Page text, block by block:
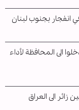
بجنوب لبنان
الى المحافظة لأداء
من 4.8 ملايين زائر الى العراق